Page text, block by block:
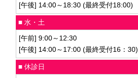
[午後] 14:00～18:30 (最終受付18:00)
■ 水・土
[午前] 9:00～12:30
[午後] 14:00～17:00 (最終受付16：30)
■ 休診日